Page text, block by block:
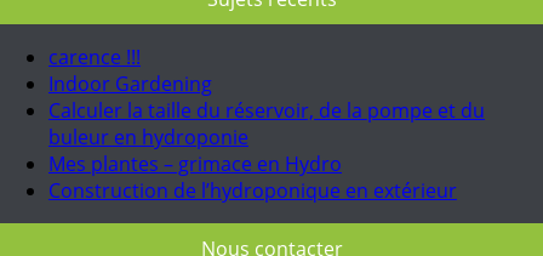
carence !!!
Indoor Gardening
Calculer la taille du réservoir, de la pompe et du
buleur en hydroponie
Mes plantes – grimace en Hydro
Construction de l’hydroponique en extérieur
Nous contacter